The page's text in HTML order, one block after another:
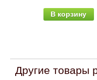
В корзину
Другие товары